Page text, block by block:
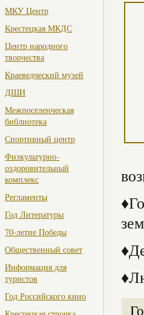
МКУ Центр
Крестецкая МКДС
Центр народного
творчества
Краеведческий музей
ДШИ
Межпоселенческая
библиотека
Спортивный центр
Физкультурно-
оздоровительный
комплекс
Регламенты
Год Литературы
70-летие Победы
Общественный совет
Информация для
туристов
Год Российского кино